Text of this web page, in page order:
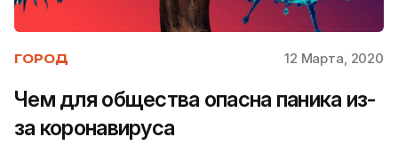
ГОРОД 12 Марта, 2020
Чем для общества опасна паника из-
за коронавируса